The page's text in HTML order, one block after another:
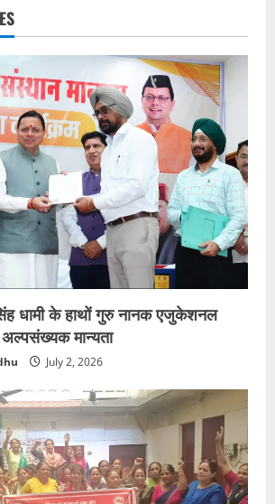
धामी के हाथों गुरु नानक एजुकेशनल
अल्पसंख्यक मान्यता
July 2, 2026